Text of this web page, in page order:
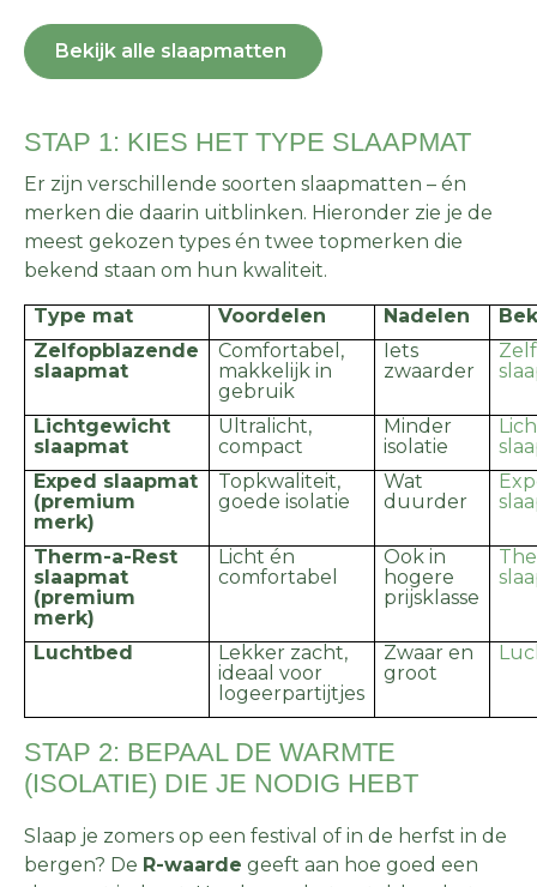
Bekijk alle slaapmatten
STAP 1: KIES HET TYPE SLAAPMAT
Er zijn verschillende soorten slaapmatten – én
merken die daarin uitblinken. Hieronder zie je de
meest gekozen types én twee topmerken die
bekend staan om hun kwaliteit.
Type mat
Voordelen Nadelen
Zelfopblazende
slaapmat
Comfortabel,
makkelijk in
gebruik
Iets
zwaarder
Lichtgewicht
slaapmat
Ultralicht,
compact
Minder
isolatie
Exped slaapmat
(premium
merk)
Topkwaliteit,
goede isolatie
Wat
duurder
Therm-a-Rest
slaapmat
(premium
merk)
Licht én
comfortabel
Ook in
hogere
prijsklasse
Luchtbed
Lekker zacht,
ideaal voor
logeerpartijtjes
Zwaar en
groot
STAP 2: BEPAAL DE WARMTE
(ISOLATIE) DIE JE NODIG HEBT
Slaap je zomers op een festival of in de herfst in de
bergen? De R-waarde geeft aan hoe goed een